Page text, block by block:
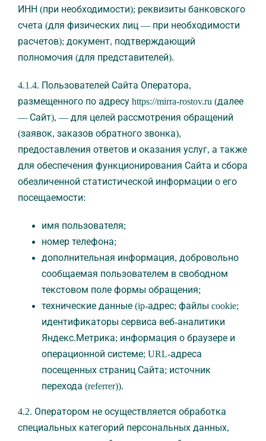
ИНН (при необходимости); реквизиты банковского
счета (для физических лиц — при необходимости
расчетов); документ, подтверждающий
полномочия (для представителей).
4.1.4. Пользователей Сайта Оператора,
размещенного по адресу https://mirra-rostov.ru (далее
— Сайт), — для целей рассмотрения обращений
(заявок, заказов обратного звонка),
предоставления ответов и оказания услуг, а также
для обеспечения функционирования Сайта и сбора
обезличенной статистической информации о его
посещаемости:
имя пользователя;
номер телефона;
дополнительная информация, добровольно
сообщаемая пользователем в свободном
текстовом поле формы обращения;
технические данные (ip-адрес; файлы cookie;
идентификаторы сервиса веб-аналитики
Яндекс.Метрика; информация о браузере и
операционной системе; URL-адреса
посещенных страниц Сайта; источник
перехода (referrer)).
4.2. Оператором не осуществляется обработка
специальных категорий персональных данных,